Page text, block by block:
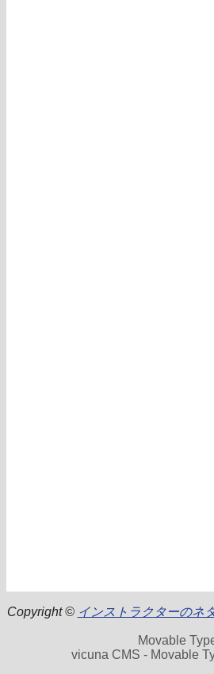
Copyright © インストラクターのネ
Movable
vicuna CMS - Movable